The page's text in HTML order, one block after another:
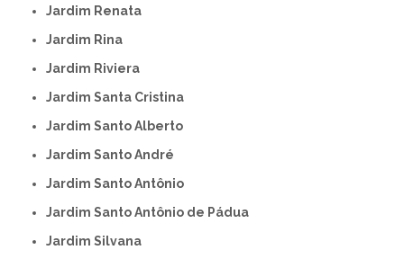
Jardim Renata
Jardim Rina
Jardim Riviera
Jardim Santa Cristina
Jardim Santo Alberto
Jardim Santo André
Jardim Santo Antônio
Jardim Santo Antônio de Pádua
Jardim Silvana